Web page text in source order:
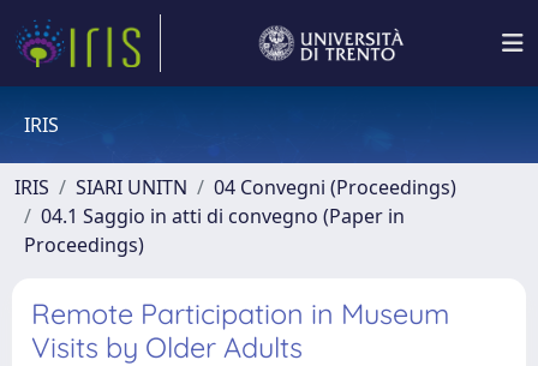
IRIS
IRIS SIARI UNITN
04 Convegni (Proceedings)
04.1 Saggio in atti di convegno (Paper in
Proceedings)
Remote Participation in Museum
Visits by Older Adults